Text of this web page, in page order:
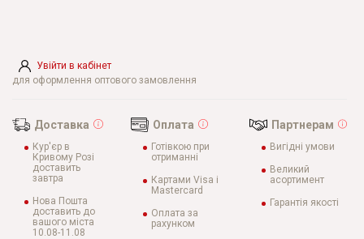
Увійти в кабінет
для оформлення оптового замовлення
Доставка
Кур'єр в
Кривому Розі
доставить
завтра
Нова Пошта
доставить до
вашого міста
10.08-11.08
Оплата
Готівкою при
отриманні
Картами Visa і
Mastercard
Оплата за
рахунком
Партнерам
Вигідні умови
Великий
асортимент
Гарантія якості